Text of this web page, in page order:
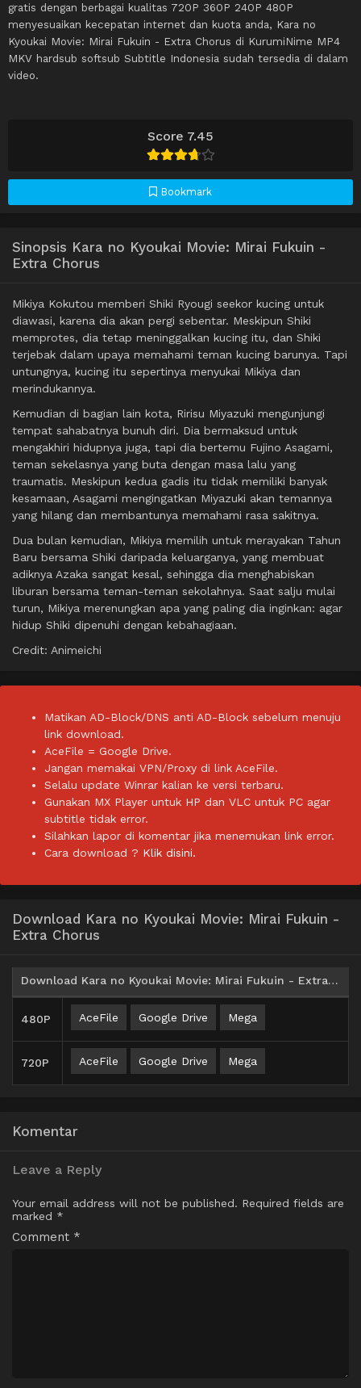
Score 7.45
Bookmark
gratis dengan berbagai kualitas 720P 360P 240P 480P
menyesuaikan kecepatan internet dan kuota anda, Kara no
Kyoukai Movie: Mirai Fukuin - Extra Chorus di KurumiNime MP4
MKV hardsub softsub Subtitle Indonesia sudah tersedia di dalam
video.
Sinopsis Kara no Kyoukai Movie: Mirai Fukuin -
Extra Chorus
Mikiya Kokutou memberi Shiki Ryougi seekor kucing untuk
diawasi, karena dia akan pergi sebentar. Meskipun Shiki
memprotes, dia tetap meninggalkan kucing itu, dan Shiki
terjebak dalam upaya memahami teman kucing barunya. Tapi
untungnya, kucing itu sepertinya menyukai Mikiya dan
merindukannya.
Kemudian di bagian lain kota, Ririsu Miyazuki mengunjungi
tempat sahabatnya bunuh diri. Dia bermaksud untuk
mengakhiri hidupnya juga, tapi dia bertemu Fujino Asagami,
teman sekelasnya yang buta dengan masa lalu yang
traumatis. Meskipun kedua gadis itu tidak memiliki banyak
kesamaan, Asagami mengingatkan Miyazuki akan temannya
yang hilang dan membantunya memahami rasa sakitnya.
Dua bulan kemudian, Mikiya memilih untuk merayakan Tahun
Baru bersama Shiki daripada keluarganya, yang membuat
adiknya Azaka sangat kesal, sehingga dia menghabiskan
liburan bersama teman-teman sekolahnya. Saat salju mulai
turun, Mikiya merenungkan apa yang paling dia inginkan: agar
hidup Shiki dipenuhi dengan kebahagiaan.
Credit: Animeichi
Matikan AD-Block/DNS anti AD-Block sebelum menuju
link download.
AceFile = Google Drive.
Jangan memakai VPN/Proxy di link AceFile.
Selalu update Winrar kalian ke versi terbaru.
Gunakan MX Player untuk HP dan VLC untuk PC agar
subtitle tidak error.
Silahkan lapor di komentar jika menemukan link error.
Cara download ? Klik disini.
Download Kara no Kyoukai Movie: Mirai Fukuin -
Extra Chorus
Download Kara no Kyoukai Movie: Mirai Fukuin - Extra Chorus BD Subtitle Indonesia
480P AceFile Google Drive Mega
720P AceFile Google Drive Mega
Komentar
Leave a Reply
Your email address will not be published. Required fields are
marked *
Comment *